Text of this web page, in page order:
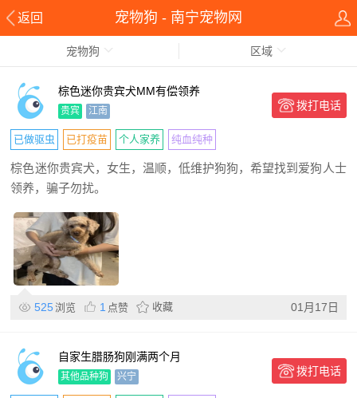
返回 宠物狗 - 南宁宠物网
宠物狗 区域
棕色迷你贵宾犬MM有偿领养
贵宾 江南 拨打电话
已做驱虫 已打疫苗 个人家养 纯血纯种
棕色迷你贵宾犬，女生，温顺，低维护狗狗，希望找到爱狗人士
领养，骗子勿扰。
525 浏览 1 点赞 收藏 01月17日
自家生腊肠狗刚满两个月
其他品种狗 兴宁 拨打电话